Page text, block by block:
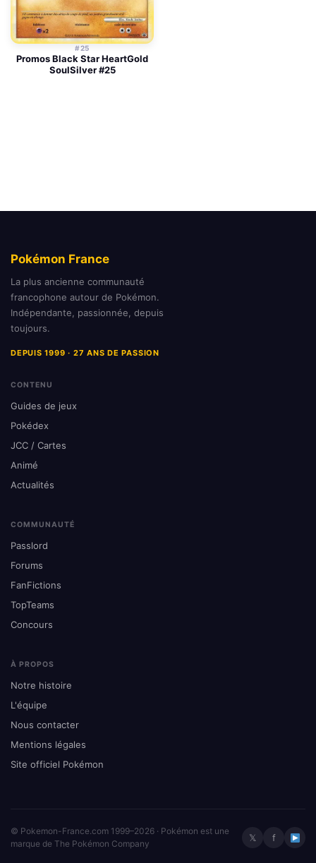
#25
Promos Black Star HeartGold
SoulSilver #25
Pokémon France
La plus ancienne communauté
francophone autour de Pokémon.
Indépendante, passionnée, depuis
toujours.
DEPUIS 1999 · 27 ANS DE PASSION
CONTENU
Guides de jeux
Pokédex
JCC / Cartes
Animé
Actualités
COMMUNAUTÉ
Passlord
Forums
FanFictions
TopTeams
Concours
À PROPOS
Notre histoire
L'équipe
Nous contacter
Mentions légales
Site officiel Pokémon
© Pokemon-France.com 1999–2026 · Pokémon est une
marque de The Pokémon Company
𝕏 f